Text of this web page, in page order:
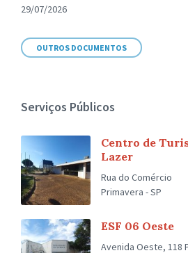
29/07/2026
OUTROS DOCUMENTOS
Serviços Públicos
Centro de
Lazer
Rua do Comércio
Primavera - SP
ESF 06 Oeste
Avenida Oeste, 118